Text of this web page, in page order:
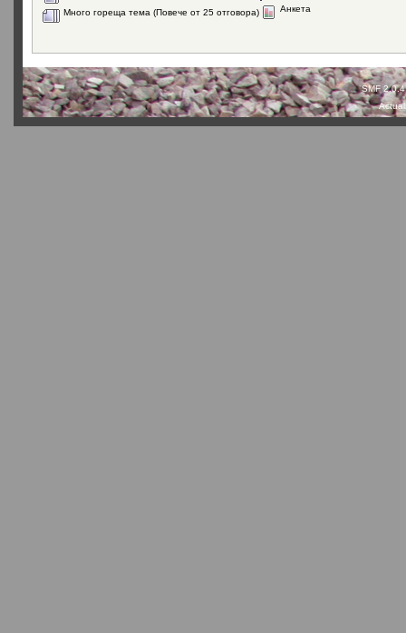
Много гореща тема (Повече от 25 отговора) Анкета
SMF 2.0.4